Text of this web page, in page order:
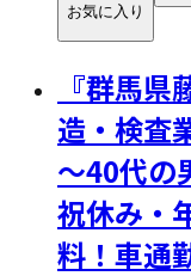
お気に入り
『群馬
造・検査
～40代の
祝休み・
料！車通